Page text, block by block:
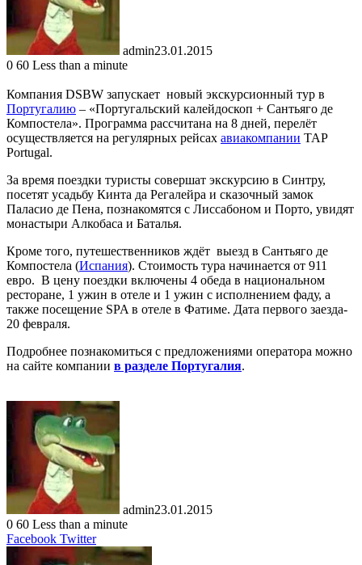
admin23.01.2015
0 60 Less than a minute
Компания DSBW запускает новый экскурсионный тур в
Португалию – «Португальский калейдоскоп + Сантьяго де
Компостела». Программа рассчитана на 8 дней, перелёт
осуществляется на регулярных рейсах авиакомпании TAP
Portugal.
За время поездки туристы совершат экскурсию в Синтру,
посетят усадьбу Кинта да Регалейра и сказочный замок
Паласио де Пена, познакомятся с Лиссабоном и Порто, увидят
монастыри Алкобаса и Баталья.
Кроме того, путешественников ждёт выезд в Сантьяго де
Компостела (Испания). Стоимость тура начинается от 911
евро. В цену поездки включены 4 обеда в национальном
ресторане, 1 ужин в отеле и 1 ужин с исполнением фаду, а
также посещение SPA в отеле в Фатиме. Дата первого заезда-
20 февраля.
Подробнее познакомиться с предложениями оператора можно
на сайте компании в разделе Португалия.
admin23.01.2015
0 60 Less than a minute
Facebook TwitterLinkedIn
Tumblr
Pinterest
Reddit
VKontakte
Share
via
Print